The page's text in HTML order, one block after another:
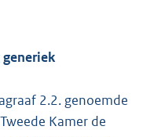
2.2. genoemde
Kamer de